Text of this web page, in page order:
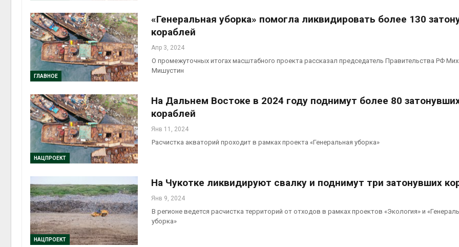
ГЛАВНОЕ
«Генеральная уборка» помогла ликвидировать более 130
кораблей
Апр 3, 2024
О промежуточных итогах масштабного проекта рассказал председатель Правительства РФ
Мишустин
НАЦПРОЕКТ
На Дальнем Востоке в 2024 году поднимут более 80
кораблей
Янв 11, 2024
Расчистка акваторий проходит в рамках проекта «Генеральная уборка»
НАЦПРОЕКТ
На Чукотке ликвидируют свалку и поднимут три затонувших
Янв 9, 2024
В регионе ведется расчистка территорий от отходов в рамках проектов «Экология» и
уборка»